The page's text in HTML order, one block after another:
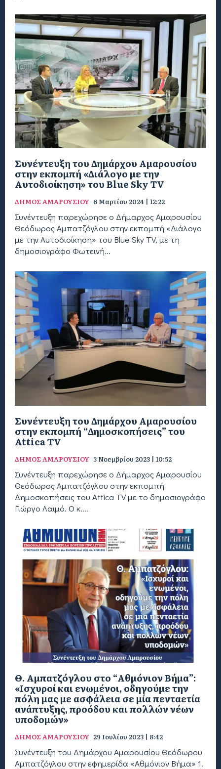
Συνέντευξη του Δημάρχου Αμαρουσίου
στην εκπομπή «Διάλογο με την
Αυτοδιοίκηση» του Blue Sky TV
ΔΗΜΟΣ ΑΜΑΡΟΥΣΙΟΥ 6 Μαρτίου 2024 | 12:22
Συνέντευξη παρεχώρησε ο Δήμαρχος Αμαρουσίου
Θεόδωρος Αμπατζόγλου στην εκπομπή «Διάλογο
με την Αυτοδιοίκηση» του Blue Sky TV, με τη
δημοσιογράφο Φωτεινή...
Συνέντευξη του Δημάρχου Αμαρουσίου
στην εκπομπή “Δημοσκοπήσεις” του
Attica TV
ΔΗΜΟΣ ΑΜΑΡΟΥΣΙΟΥ 3 Νοεμβρίου 2023 | 10:52
Συνέντευξη παρεχώρησε ο Δήμαρχος Αμαρουσίου
Θεόδωρος Αμπατζόγλου στην εκπομπή
Δημοσκοπήσεις του Attica TV με το δημοσιογράφο
Γιώργο Λαιμό. Ο κ....
Θ. Αμπατζόγλου στο “Αθμόνιον Βήμα”:
«Ισχυροί και ενωμένοι, οδηγούμε την
πόλη μας με ασφάλεια σε μία πενταετία
ανάπτυξης, προόδου και πολλών νέων
υποδομών»
ΔΗΜΟΣ ΑΜΑΡΟΥΣΙΟΥ 29 Ιουλίου 2023 | 8:42
Συνέντευξη του Δημάρχου Αμαρουσίου Θεόδωρου
Αμπατζόγλου στην εφημερίδα «Αθμόνιον Βήμα» 1.